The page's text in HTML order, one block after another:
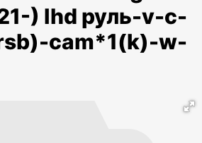
) lhd руль-v-c-
cam*1(k)-w-